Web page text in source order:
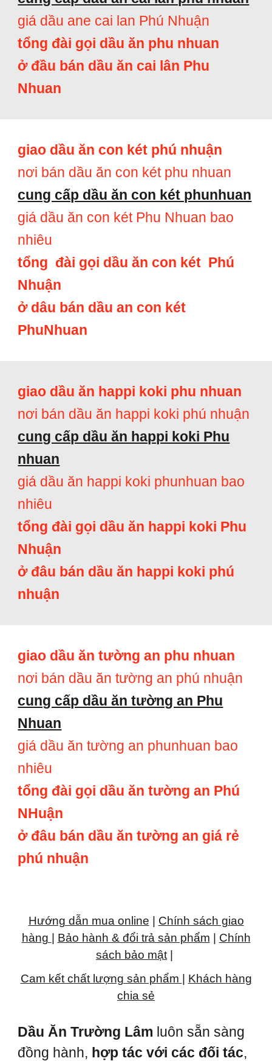
giá dầu ane cai lan Phú Nhuận
tổng đài gọi dầu ăn phu nhuan
ở đầu bán dầu ăn cai lân Phu
Nhuan
giao dầu ăn con két phú nhuận
nơi bán dầu ăn con két phu nhuan
cung cấp dầu ăn con két phunhuan
giá dầu ăn con két Phu Nhuan bao
nhiêu
tổng đài gọi dầu ăn con két Phú
Nhuận
ở dâu bán dầu an con két
PhuNhuan
giao dầu ăn happi koki phu nhuan
nơi bán dầu ăn happi koki phú nhuận
cung cấp dầu ăn happi koki Phu
nhuan
giá dầu ăn happi koki phunhuan bao
nhiêu
tổng đài gọi dầu ăn happi koki Phu
Nhuận
ở đâu bán dầu ăn happi koki phú
nhuận
giao dầu ăn tường an phu nhuan
nơi bán dầu ăn tường an phú nhuận
cung cấp dầu ăn tường an Phu
Nhuan
giá dầu ăn tường an phunhuan bao
nhiêu
tổng đài gọi dầu ăn tường an Phú
NHuận
ở đâu bán dầu ăn tường an giá rẻ
phú nhuận
Hướng dẫn mua online
Chính sách giao
hàng
Bảo hành & đổi trả sản phẩm
Chính
sách bảo mật
Cam kết chất lượng sản phẩm | Khách hàng
chia sẻ
Dầu Ăn Trường Lâm luôn sẵn sàng
đồng hành, hợp tác với các đối tác,